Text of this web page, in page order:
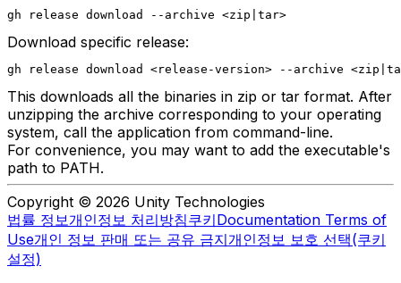
gh release download --archive <zip|tar>
Download specific release:
gh release download <release-version> --archive
This downloads all the binaries in zip or tar format. After
unzipping the archive corresponding to your operating
system, call the application from command-line.
For convenience, you may want to add the executable's
path to PATH.
Copyright © 2026 Unity Technologies
법률 정보개인정보 처리방침쿠키Documentation Terms of
Use개인 정보 판매 또는 공유 금지개인정보 보호 선택(쿠키
설정)